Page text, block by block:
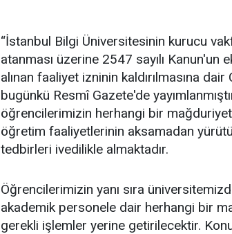
“İstanbul Bilgi Üniversitesinin kurucu
atanması üzerine 2547 sayılı
alınan faaliyet izninin kaldırılmasına dair
bugünkü Resmî Gazete'de
öğrencilerimizin herhangi bir
öğretim faaliyetlerinin aksamadan
tedbirleri ivedilikle almaktadır.
Öğrencilerimizin yanı sıra
akademik personele dair herhangi bir
gerekli işlemler yerine getirilecektir.